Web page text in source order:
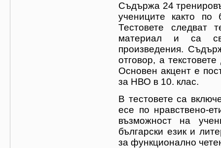
Съдържа 24
учениците както по български език, така и по литература.
Тестовете следват тематичните разпределения на учебния
материал и са свързани с
произведения.
отговор, а
Основен акцент е
за НВО в 10. клас.
В тестовете са
есе по нравствено-етичен или граждански проблем. Те дават
възможност на
български език и
за функционално